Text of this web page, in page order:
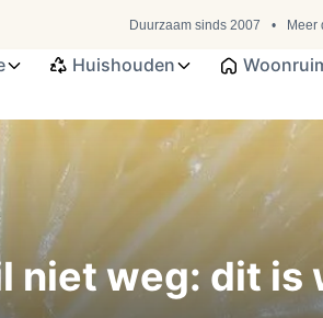
Duurzaam sinds 2007 Meer
Huishouden
niet weg: dit is